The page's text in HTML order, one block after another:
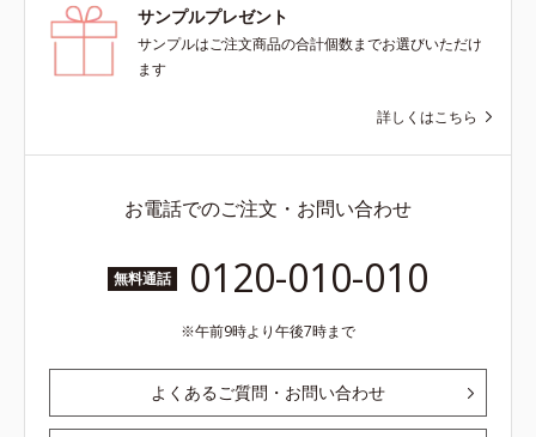
サンプルプレゼント
サンプルはご注文商品の合計個数までお選びいただけ
ます
詳しくはこちら
お電話でのご注文・お問い合わせ
無料通話 0120-010-010
午前9時より午後7時まで
よくあるご質問・お問い合わせ